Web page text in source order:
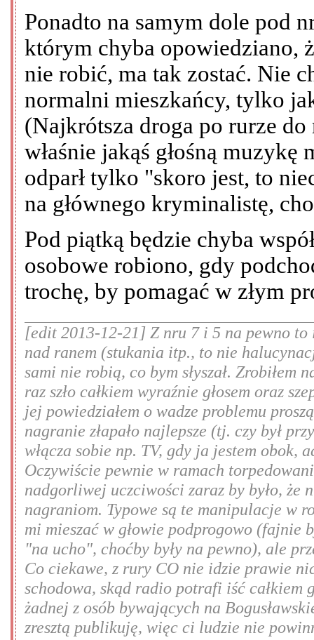
Ponadto na samym dole pod
którym chyba opowiedziano,
nie robić, ma tak zostać. Nie
normalni mieszkańcy, tylko
(Najkrótsza droga po rurze
właśnie jakąś głośną muzykę
odparł tylko "skoro jest, to
na głównego kryminalistę,
Pod piątką będzie chyba
osobowe robiono, gdy
trochę, by pomagać w złym
[edit 2013-12-21] Z nru 7 i 5 na pewno
nad ranem (stukania itp., to nie
sami nie robią, co bym słyszał.
raz szło całkiem wyraźnie głosem oraz
jej powiedziałem o wadze problemu
nagranie złapało najlepsze (tj. czy był
włącza sobie np. TV, gdy ja jestem obok,
Oczywiście pewnie w ramach
nadgorliwej uczciwości zaraz by było,
nagraniom. Typowe są te manipulacje w
mi mieszać w głowie podprogowo (fajnie
"na ucho", choćby były na pewno), ale
Co ciekawe, z rury CO nie idzie prawie
schodowa, skąd radio potrafi iść całkiem
żadnej z osób bywających na
zresztą publikuję, więc ci ludzie nie